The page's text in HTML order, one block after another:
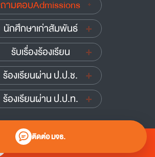
ติดต่อ มจธ.
ถามตอบAdmissions
นักศึกษาเก่าสัมพันธ์
รับเรื่องร้องเรียน
ร้องเรียนผ่าน ป.ป.ช.
ร้องเรียนผ่าน ป.ป.ท.
0 2470 8000